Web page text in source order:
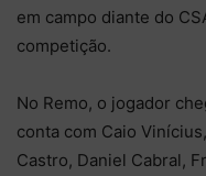
em campo diante do
competição.
No Remo, o jogador
conta com Caio
Castro, Daniel Cabral,